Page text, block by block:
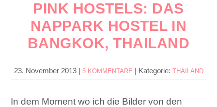
PINK HOSTELS: DAS
NAPPARK HOSTEL IN
BANGKOK, THAILAND
23. November 2013| 5 KOMMENTARE | Kategorie: THAILAND
In dem Moment wo ich die Bilder von den